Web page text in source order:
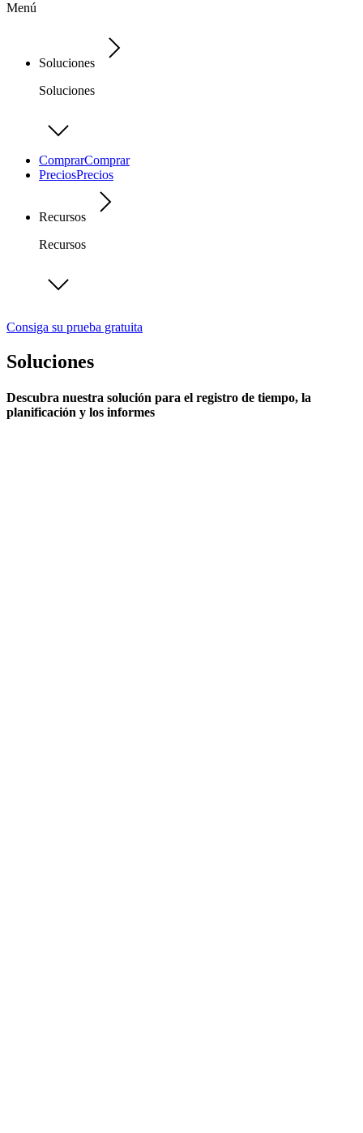
Menú
Soluciones
Soluciones
ComprarComprar
PreciosPrecios
Recursos
Recursos
Consiga su prueba gratuita
Soluciones
Descubra nuestra solución para el registro de tiempo, la
planificación y los informes